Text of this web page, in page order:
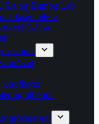
og Bambu Lab
lasercuttere
&
akrylbøjer
og tilbehør